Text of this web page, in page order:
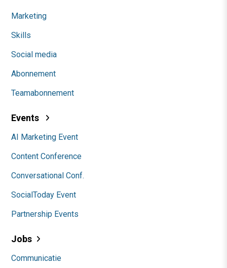
Marketing
Skills
Social media
Abonnement
Teamabonnement
Events
AI Marketing Event
Content Conference
Conversational Conf.
SocialToday Event
Partnership Events
Jobs
Communicatie